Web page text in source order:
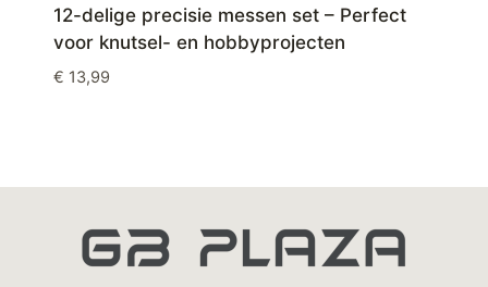
12-delige precisie messen set – Perfect
voor knutsel- en hobbyprojecten
€ 13,99